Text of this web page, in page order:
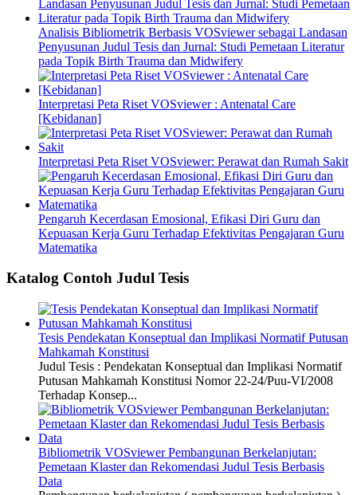
Analisis Bibliometrik Berbasis VOSviewer sebagai Landasan
Penyusunan Judul Tesis dan Jurnal: Studi Pemetaan Literatur
pada Topik Birth Trauma dan Midwifery
Interpretasi Peta Riset VOSviewer : Antenatal Care
[Kebidanan]
Interpretasi Peta Riset VOSviewer: Perawat dan Rumah Sakit
Pengaruh Kecerdasan Emosional, Efikasi Diri Guru dan
Kepuasan Kerja Guru Terhadap Efektivitas Pengajaran Guru
Matematika
Katalog Contoh Judul Tesis
Tesis Pendekatan Konseptual dan Implikasi Normatif Putusan
Mahkamah Konstitusi
Judul Tesis : Pendekatan Konseptual dan Implikasi Normatif
Putusan Mahkamah Konstitusi Nomor 22-24/Puu-VI/2008
Terhadap Konsep...
Bibliometrik VOSviewer Pembangunan Berkelanjutan:
Pemetaan Klaster dan Rekomendasi Judul Tesis Berbasis
Data